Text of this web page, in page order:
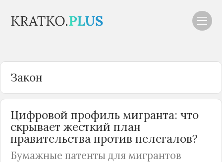
Закон
Цифровой профиль мигранта: что
скрывает жесткий план
правительства против нелегалов?
Бумажные патенты для мигрантов